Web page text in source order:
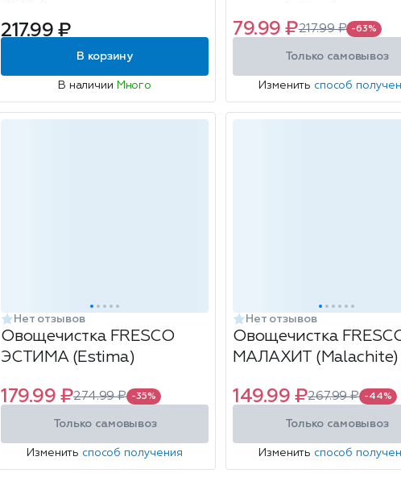
217.99 ₽
В корзину
В наличии Много
79.99 ₽217.99 ₽ -63%
Только самовывоз
Изменить способ
Нет отзывов
Овощечистка FRESCO
ЭСТИМА (Estima)
179.99 ₽274.99 ₽ -35%
Только самовывоз
Изменить способ получения
Нет отзывов
Овощечистка
МАЛАХИТ (Malachite)
149.99 ₽267.99 ₽ -44%
Только самовывоз
Изменить способ